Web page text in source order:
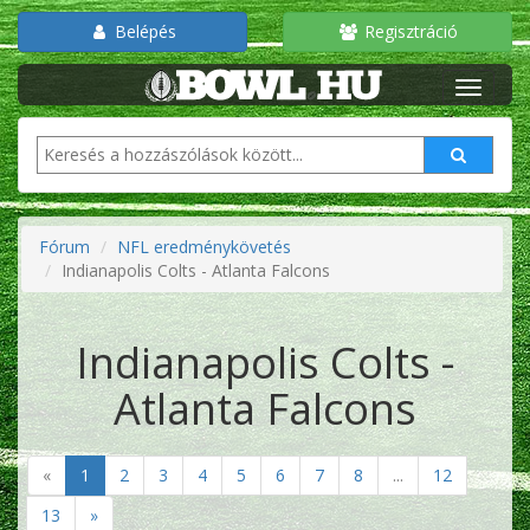
Belépés Regisztráció
Fórum
NFL eredménykövetés
Indianapolis Colts - Atlanta Falcons
Indianapolis Colts -
Atlanta Falcons
« 1 2 3 4 5 6 7 8 ...
12
13
»